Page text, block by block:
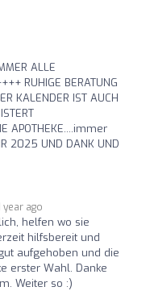
ALLE
RUHIGE BERATUNG
KALENDER IST AUCH
APOTHEKE....immer
2025 UND DANK UND
year ago
helfen wo sie
hilfsbereit und
aufgehoben und die
erster Wahl. Danke
Weiter so :)